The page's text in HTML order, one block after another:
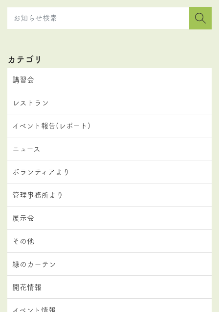
カテゴリ
講習会
レストラン
イベント報告(レポート)
ニュース
ボランティアより
管理事務所より
展示会
その他
緑のカーテン
開花情報
イベント情報